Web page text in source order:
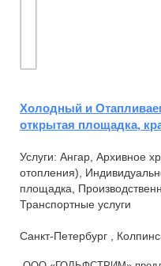
Холодный и
открытая площадка,
Услуги: Ангар, Архивное
отопления),
площадка,
Транспортные услуги
Санкт-Петербург ,